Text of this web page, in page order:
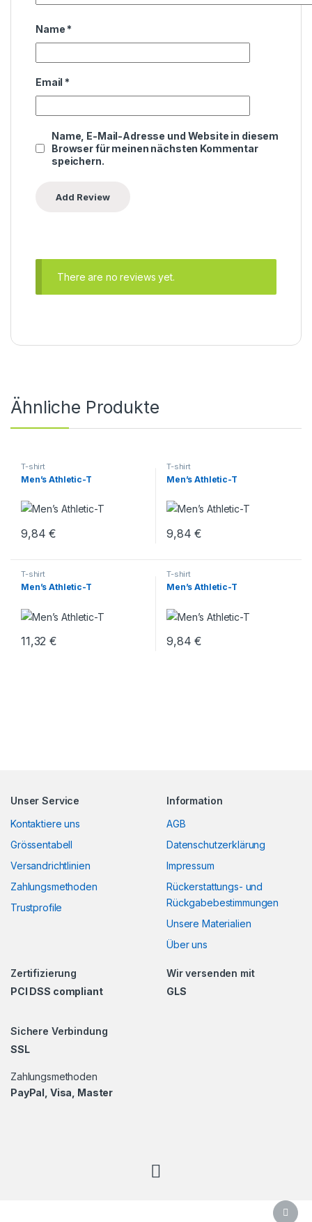
Name *
Email *
Name, E-Mail-Adresse und Website in diesem
Browser für meinen nächsten Kommentar
speichern.
There are no reviews yet.
Ähnliche Produkte
T-shirt
Men’s Athletic-T
9,84€
T-shirt
Men’s Athletic-T
9,84€
T-shirt
Men’s Athletic-T
11,32€
T-shirt
Men’s Athletic-T
9,84€
Unser Service
Kontaktiere uns
Grössentabell
Versandrichtlinien
Zahlungsmethoden
Trustprofile
Information
AGB
Datenschutzerklärung
Impressum
Rückerstattungs- und
Rückgabebestimmungen
Unsere Materialien
Über uns
Zertifizierung
PCI DSS compliant
Wir versenden mit
GLS
Sichere Verbindung
SSL
Zahlungsmethoden
PayPal, Visa, Master